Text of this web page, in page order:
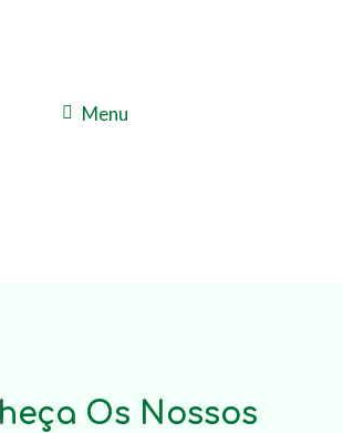
Menu
Os Nossos